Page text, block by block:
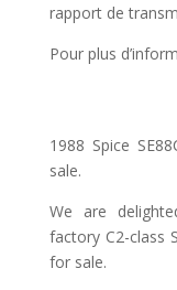
rapport de
Pour plus
1988 Spice
sale.
We are
factory C2-class
for sale.